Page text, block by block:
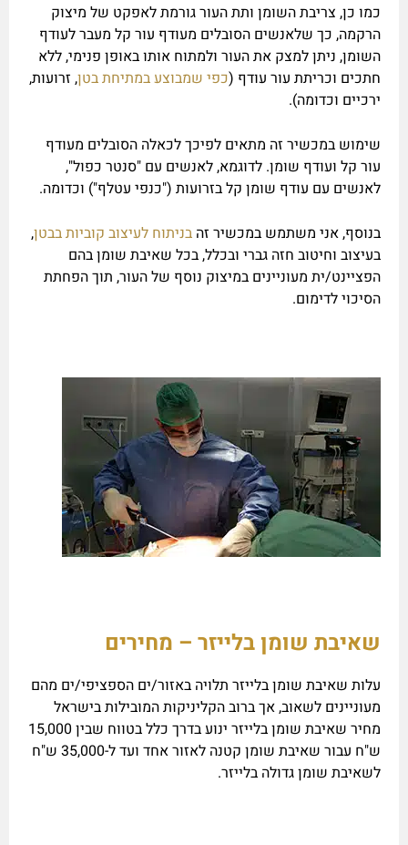
כמו כן, צריבת השומן ותת העור גורמת לאפקט של מיצוק
הרקמה, כך שלאנשים הסובלים מעודף עור קל מעבר לעודף
השומן, ניתן למצק את העור ולמתוח אותו באופן פנימי, ללא
חתכים וכריתת עור עודף (כפי שמבוצע במתיחת בטן, זרועות,
ירכיים וכדומה).
שימוש במכשיר זה מתאים לפיכך לכאלה הסובלים מעודף
עור קל ועודף שומן. לדוגמא, לאנשים עם "סנטר כפול",
לאנשים עם עודף שומן קל בזרועות ("כנפי עטלף") וכדומה.
בנוסף, אני משתמש במכשיר זה בניתוח לעיצוב קוביות בבטן,
בעיצוב וחיטוב חזה גברי ובכלל, בכל שאיבת שומן בהם
הפציינט/ית מעוניינים במיצוק נוסף של העור, תוך הפחתת
הסיכוי לדימום.
שאיבת שומן בלייזר – מחירים
עלות שאיבת שומן בלייזר תלויה באזור/ים הספציפי/ים מהם
מעוניינים לשאוב, אך ברוב הקליניקות המובילות בישראל
מחיר שאיבת שומן בלייזר ינוע בדרך כלל בטווח שבין 15,000
ש"ח עבור שאיבת שומן קטנה לאזור אחד ועד ל-35,000 ש"ח
לשאיבת שומן גדולה בלייזר.